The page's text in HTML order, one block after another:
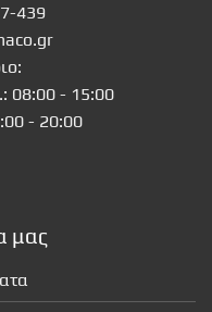
439
08:00 - 15:00
- 20:00
μας